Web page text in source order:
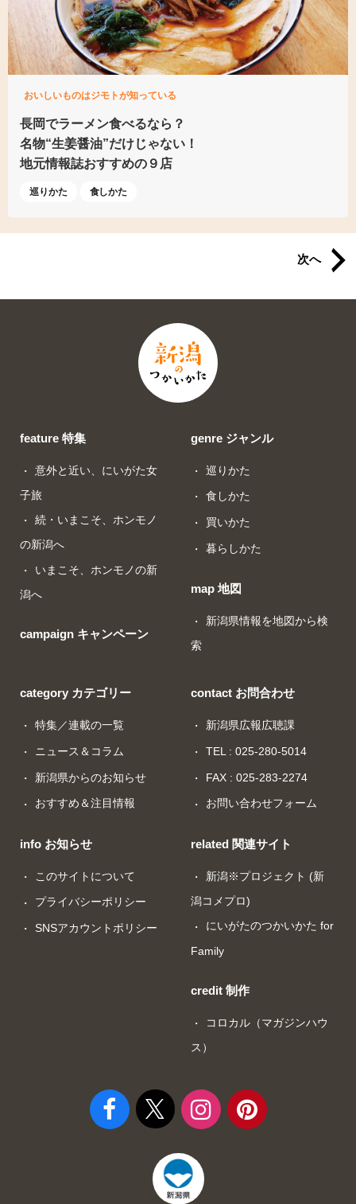
おいしいものはジモトが知っている
長岡でラーメン食べるなら？
名物“生姜醤油”だけじゃない！
地元情報誌おすすめの９店
巡りかた 食しかた
次へ
feature 特集
意外と近い、にいがた女
子旅
続・いまこそ、ホンモノ
の新潟へ
いまこそ、ホンモノの新
潟へ
campaign キャンペーン
genre ジャンル
巡りかた
食しかた
買いかた
暮らしかた
map 地図
新潟県情報を地図から検
索
category カテゴリー
特集／連載の一覧
ニュース＆コラム
新潟県からのお知らせ
おすすめ＆注目情報
info お知らせ
このサイトについて
プライバシーポリシー
SNSアカウントポリシー
contact お問合わせ
新潟県広報広聴課
TEL : 025-280-5014
FAX : 025-283-2274
お問い合わせフォーム
related 関連サイト
新潟※プロジェクト (新
潟コメプロ)
にいがたのつかいかた for
Family
credit 制作
コロカル（マガジンハウ
ス）